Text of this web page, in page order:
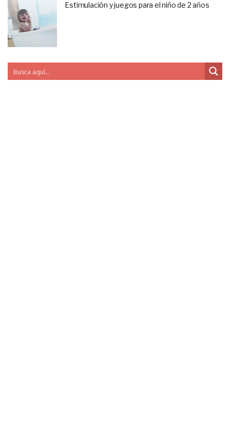
Estimulación y juegos para el niño de 2 años